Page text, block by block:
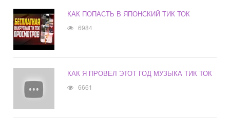
КАК ПОПАСТЬ В ЯПОНСКИЙ ТИК ТОК
6984
КАК Я ПРОВЕЛ ЭТОТ ГОД МУЗЫКА ТИК ТОК
6661